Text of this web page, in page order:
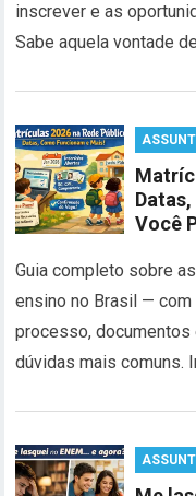
inscrever e as
Sabe aquela vontade
Você
Guia completo sobre
ensino no Brasil —
processo,
dúvidas mais comuns.